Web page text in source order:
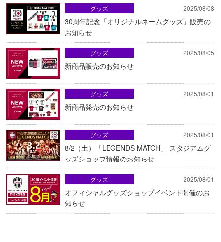
2025/08/08
30周年記念「オリジナルネームグッズ」販売の
お知らせ
グッズ
2025/08/05
新商品販売のお知らせ
グッズ
2025/08/01
新商品発売のお知らせ
グッズ
2025/08/01
8/2（土）「LEGENDS MATCH」 スタジアムグ
ッズショップ情報のお知らせ
グッズ
2025/08/01
オフィシャルグッズショップイベント開催のお
知らせ
グッズ